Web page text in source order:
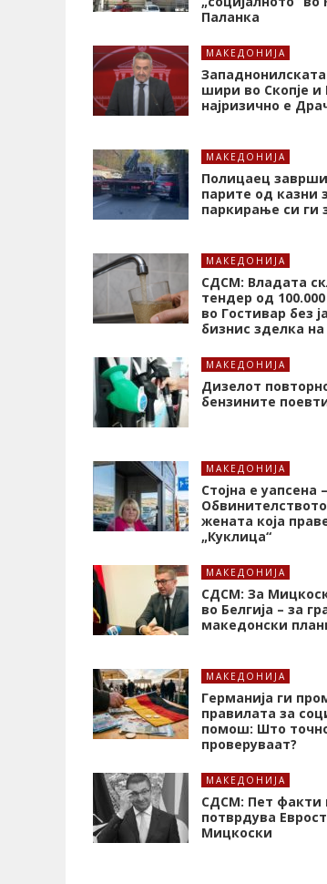
Паланка
МАКЕДОНИЈА
шири во Скопје и
најризично е
МАКЕДОНИЈА
Полицаец
парите од казни
паркирање си ги
МАКЕДОНИЈА
СДСМ: Владата
тендер од
во Гостивар без
бизнис зделка
МАКЕДОНИЈА
Дизелот
бензините
МАКЕДОНИЈА
Стојна е уапсена –
жената која
„Куклица“
МАКЕДОНИЈА
СДСМ: За
во Белгија – за
македонски
МАКЕДОНИЈА
Германија ги
правилата за
помош: Што
проверуваат?
МАКЕДОНИЈА
СДСМ: Пет факти
потврдува
Мицкоски